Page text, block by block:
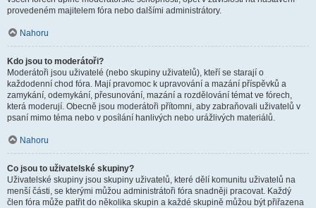
provedeném majitelem fóra nebo dalšími administrátory.
Nahoru
Kdo jsou to moderátoři?
Moderátoři jsou uživatelé (nebo skupiny uživatelů), kteří se starají o
každodenní chod fóra. Mají pravomoc k upravování a mazání příspěvků a
zamykání, odemykání, přesunování, mazání a rozdělování témat ve fórech,
která moderují. Obecně jsou moderátoři přítomni, aby zabraňovali uživatelů v
psaní mimo téma nebo v posílání hanlivých nebo urážlivých materiálů.
Nahoru
Co jsou to uživatelské skupiny?
Uživatelské skupiny jsou skupiny uživatelů, které dělí komunitu uživatelů na
menší části, se kterými můžou administrátoři fóra snadněji pracovat. Každý
člen fóra může patřit do několika skupin a každé skupině můžou být přiřazena